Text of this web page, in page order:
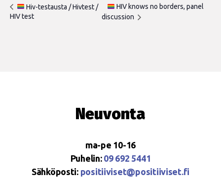
Hiv-testausta / Hivtest /
HIV test
HIV knows no borders, panel
discussion
Neuvonta
ma-pe 10-16
Puhelin: 09 692 5441
Sähköposti: positiiviset@positiiviset.fi